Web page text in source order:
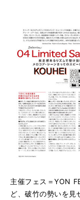
主催フェス＝YON
ど、破竹の勢いを